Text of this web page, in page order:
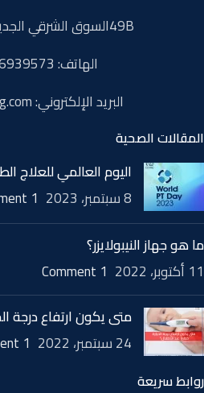
49Bالسوق الشرقي الجديد ، مدينة الرحاب
الهاتف: 0020226939573
البريد الإلكتروني: info@ecareeg.com
المقالات الصحية
اليوم العالمي للعلاج
8 سبتمبر، 2023
1 Comment
ما هو جهاز النيبولايزر؟
11 أكتوبر، 2022
1 Comment
متى يكون ارتفاع درجة
24 سبتمبر، 2022
1 Comment
روابط سريعة